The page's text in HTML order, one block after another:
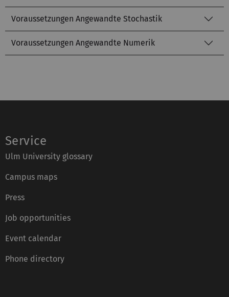
Voraussetzungen Angewandte Stochastik
Voraussetzungen Angewandte Numerik
Service
Ulm University glossary
Campus maps
Press
Job opportunities
Event calendar
Phone directory